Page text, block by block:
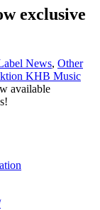
exclusive
News, Other
KHB Music
available